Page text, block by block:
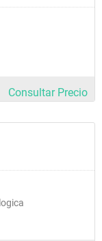
Consultar Precio